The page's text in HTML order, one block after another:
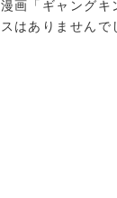
画「ギャングキ
はありませんで